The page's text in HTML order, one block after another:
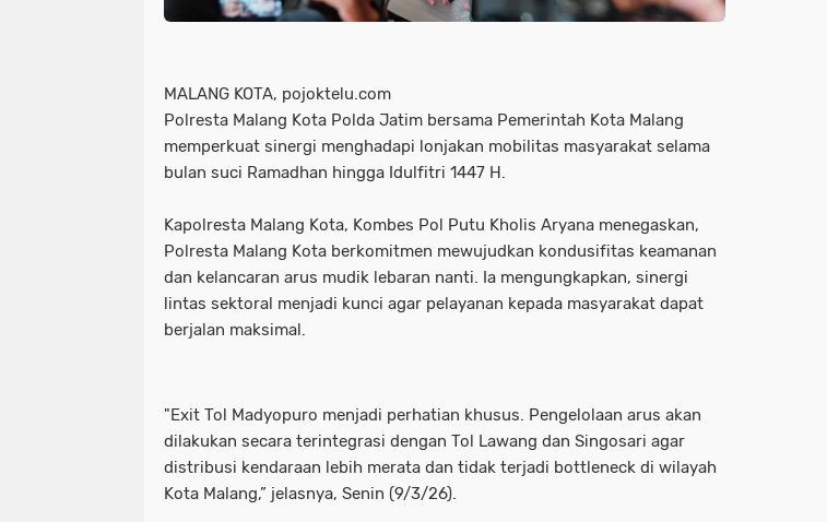
MALANG KOTA, pojoktelu.com
Polresta Malang Kota Polda Jatim bersama Pemerintah Kota Malang
memperkuat sinergi menghadapi lonjakan mobilitas masyarakat selama
bulan suci Ramadhan hingga Idulfitri 1447 H.
Kapolresta Malang Kota, Kombes Pol Putu Kholis Aryana menegaskan,
Polresta Malang Kota berkomitmen mewujudkan kondusifitas keamanan
dan kelancaran arus mudik lebaran nanti. Ia mengungkapkan, sinergi
lintas sektoral menjadi kunci agar pelayanan kepada masyarakat dapat
berjalan maksimal.
"Exit Tol Madyopuro menjadi perhatian khusus. Pengelolaan arus akan
dilakukan secara terintegrasi dengan Tol Lawang dan Singosari agar
distribusi kendaraan lebih merata dan tidak terjadi bottleneck di wilayah
Kota Malang,” jelasnya, Senin (9/3/26).